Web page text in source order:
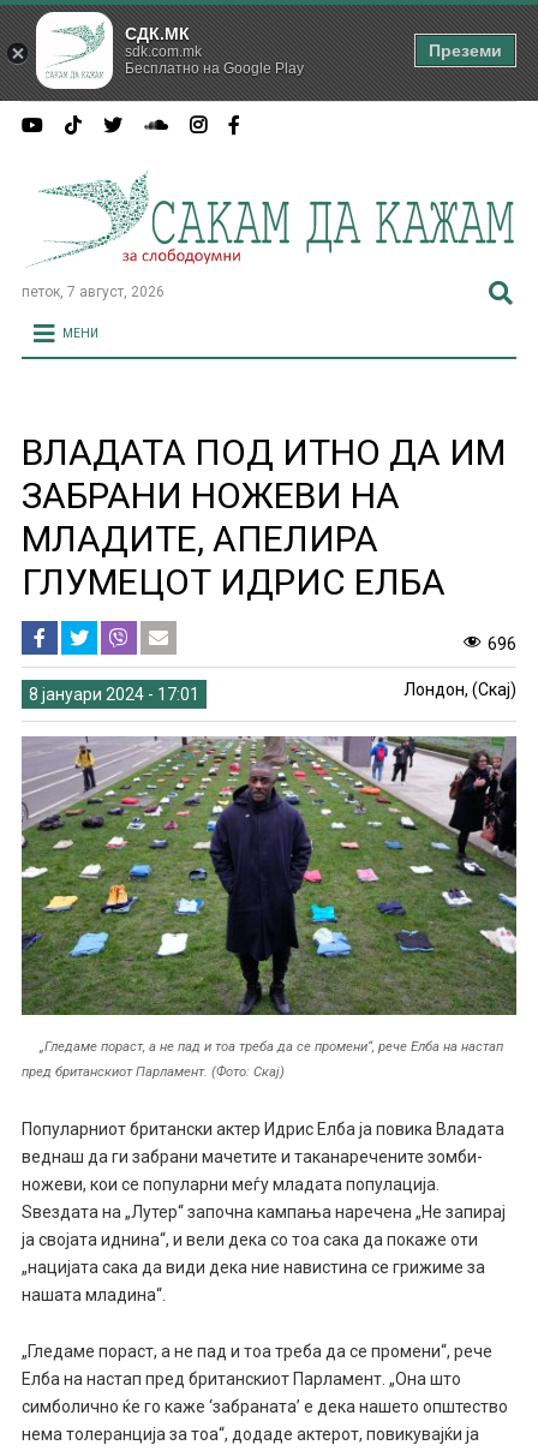
петок, 7 август, 2026
МЕНИ
ВЛАДАТА ПОД ИТНО ДА ИМ
ЗАБРАНИ НОЖЕВИ НА
МЛАДИТЕ, АПЕЛИРА
ГЛУМЕЦОТ ИДРИС ЕЛБА
696
8 јануари 2024 - 17:01 Лондон, (Скај)
„Гледаме пораст, а не пад и тоа треба да се промени“, рече Елба на настап
пред британскиот Парламент. (Фото: Скај)
Популарниот британски актер Идрис Елба ја повика Владата
веднаш да ги забрани мачетите и таканаречените зомби-
ножеви, кои се популарни меѓу младата популација.
Ѕвездата на „Лутер“ започна кампања наречена „Не запирај
ја својата иднина“, и вели дека со тоа сака да покаже оти
„нацијата сака да види дека ние навистина се грижиме за
нашата младина“.
„Гледаме пораст, а не пад и тоа треба да се промени“, рече
Елба на настап пред британскиот Парламент. „Она што
симболично ќе го каже ‘забраната’ е дека нашето општество
нема толеранција за тоа“, додаде актерот, повикувајќи ја
СДК.МК
sdk.com.mk
Бесплатно на Google Play
Преземи